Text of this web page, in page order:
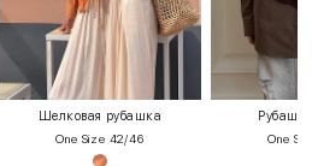
Шелковая рубашка
One Size 42/46 One